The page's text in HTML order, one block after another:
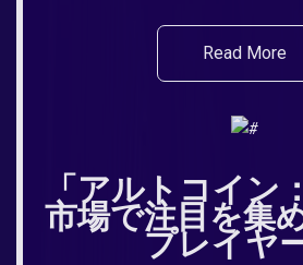
Read More
「アルトコイン
市場で注目を集
プレイヤ